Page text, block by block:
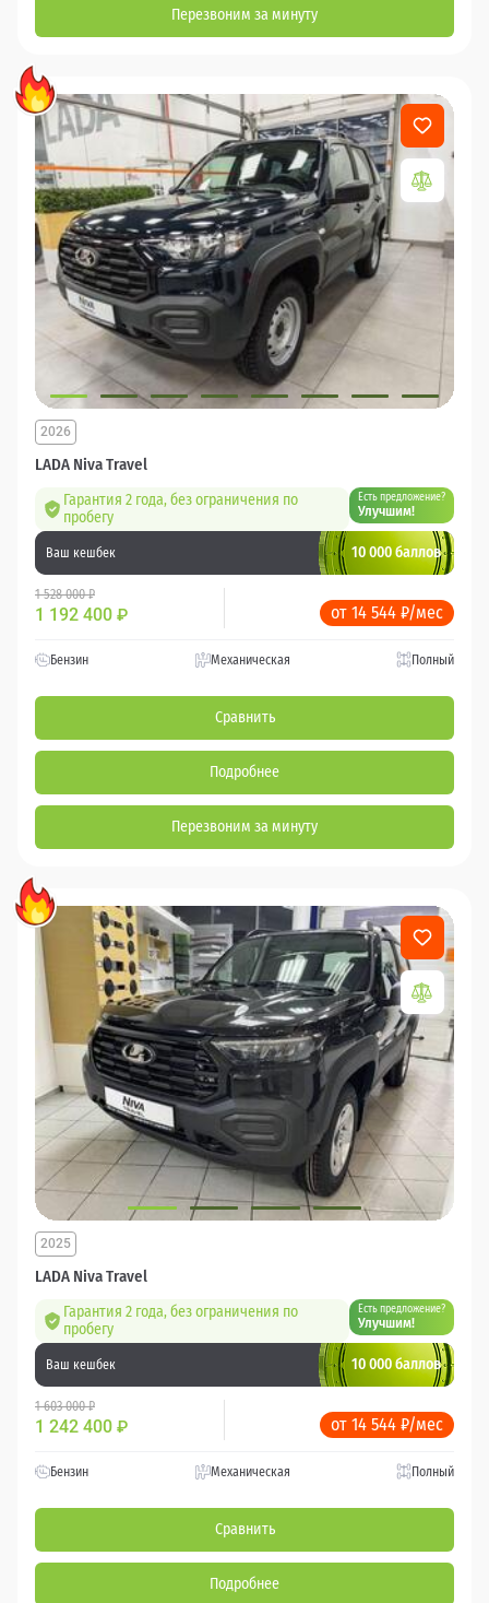
Перезвоним за минуту
LADA Niva Travel
2026
Гарантия 2 года, без ограничения по
пробегу
Есть предложение?
Улучшим!
Ваш кешбек 10 000 баллов
1 528 000 ₽
1 192 400 ₽ от 14 544 ₽/мес
Бензин Механическая Полный
Сравнить
Подробнее
Перезвоним за минуту
LADA Niva Travel
2025
Гарантия 2 года, без ограничения по
пробегу
Есть предложение?
Улучшим!
Ваш кешбек 10 000 баллов
1 603 000 ₽
1 242 400 ₽ от 14 544 ₽/мес
Бензин Механическая Полный
Сравнить
Подробнее